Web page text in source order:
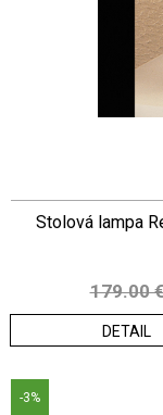
Stolová lampa
179.00
DETAIL
-3%